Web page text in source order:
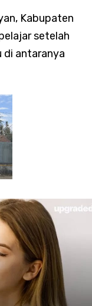
Kabupaten
setelah
di antaranya